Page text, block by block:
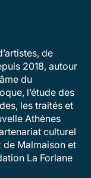
de
2018, autour
du
l’étude des
les traités et
Athènes
culturel
de Malmaison et
La Forlane